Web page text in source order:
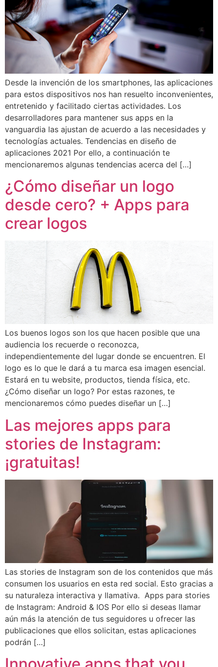
Desde la invención de los smartphones, las aplicaciones
para estos dispositivos nos han resuelto inconvenientes,
entretenido y facilitado ciertas actividades. Los
desarrolladores para mantener sus apps en la
vanguardia las ajustan de acuerdo a las necesidades y
tecnologías actuales. Tendencias en diseño de
aplicaciones 2021 Por ello, a continuación te
mencionaremos algunas tendencias acerca del […]
¿Cómo diseñar un logo
desde cero? + Apps para
crear logos
Los buenos logos son los que hacen posible que una
audiencia los recuerde o reconozca,
independientemente del lugar donde se encuentren. El
logo es lo que le dará a tu marca esa imagen esencial.
Estará en tu website, productos, tienda física, etc.
¿Cómo diseñar un logo? Por estas razones, te
mencionaremos cómo puedes diseñar un […]
Las mejores apps para
stories de Instagram:
¡gratuitas!
Las stories de Instagram son de los contenidos que más
consumen los usuarios en esta red social. Esto gracias a
su naturaleza interactiva y llamativa. Apps para stories
de Instagram: Android & IOS Por ello si deseas llamar
aún más la atención de tus seguidores u ofrecer las
publicaciones que ellos solicitan, estas aplicaciones
podrán […]